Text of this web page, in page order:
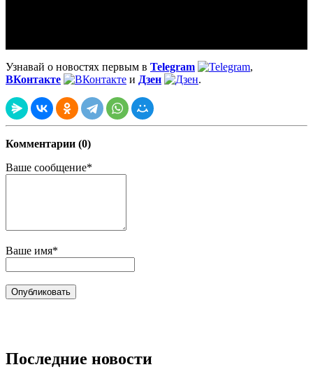
Узнавай о новостях первым в Telegram
,
ВКонтакте
и Дзен .
Комментарии (0)
Ваше сообщение*
Ваше имя*
Последние новости